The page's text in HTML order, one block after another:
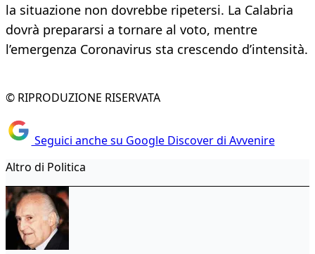
la situazione non dovrebbe ripetersi. La Calabria
dovrà prepararsi a tornare al voto, mentre
l’emergenza Coronavirus sta crescendo d’intensità.
© RIPRODUZIONE RISERVATA
Seguici anche su Google Discover di Avvenire
Altro di Politica